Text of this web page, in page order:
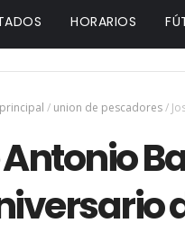
HORARIOS
principal / union de pescadores/